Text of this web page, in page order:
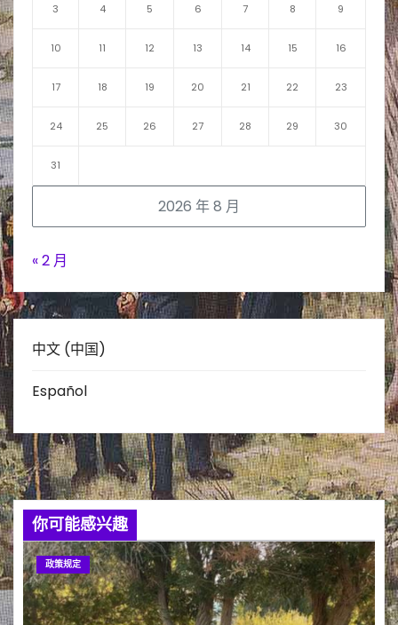
2026 年 8 月
3 4 5 6 7 8 9
10 11 12 13 14 15 16
17 18 19 20 21 22 23
24 25 26 27 28 29 30
31
« 2 月
中文 (中国)
Español
你可能感兴趣
政策规定